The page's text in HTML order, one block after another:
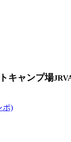
キャンプ場
ポ)